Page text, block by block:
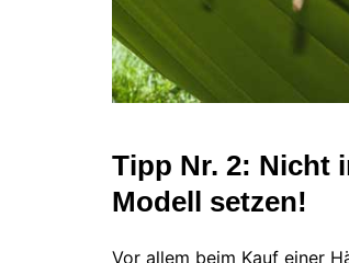
Tipp Nr. 2: Nicht
Modell setzen!
Vor allem beim Kauf einer